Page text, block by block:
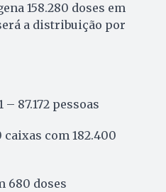
158.280 doses em
a distribuição por
– 87.172 pessoas
com 182.400
680 doses